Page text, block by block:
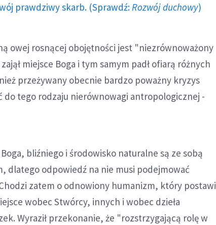
prawdziwy skarb. (Sprawdź: Rozwój duchowy)
owej rosnącej obojętności jest "niezrównoważony
miejsce Boga i tym samym padł ofiarą różnych
przeżywany obecnie bardzo poważny kryzys
do tego rodzaju nierównowagi antropologicznej -
bliźniego i środowisko naturalne są ze sobą
dlatego odpowiedź na nie musi podejmować
zatem o odnowiony humanizm, który postawi
wobec Stwórcy, innych i wobec dzieła
Wyraził przekonanie, że "rozstrzygającą rolę w